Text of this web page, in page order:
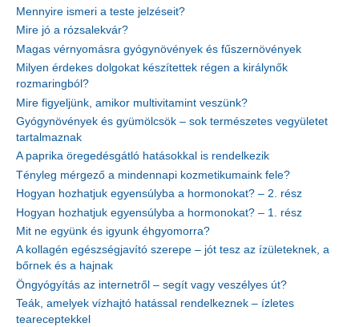
Mennyire ismeri a teste jelzéseit?
Mire jó a rózsalekvár?
Magas vérnyomásra gyógynövények és fűszernövények
Milyen érdekes dolgokat készítettek régen a királynők
rozmaringból?
Mire figyeljünk, amikor multivitamint veszünk?
Gyógynövények és gyümölcsök – sok természetes vegyületet
tartalmaznak
A paprika öregedésgátló hatásokkal is rendelkezik
Tényleg mérgező a mindennapi kozmetikumaink fele?
Hogyan hozhatjuk egyensúlyba a hormonokat? – 2. rész
Hogyan hozhatjuk egyensúlyba a hormonokat? – 1. rész
Mit ne együnk és igyunk éhgyomorra?
A kollagén egészségjavító szerepe – jót tesz az ízületeknek, a
bőrnek és a hajnak
Öngyógyítás az internetről – segít vagy veszélyes út?
Teák, amelyek vízhajtó hatással rendelkeznek – ízletes
teareceptekkel